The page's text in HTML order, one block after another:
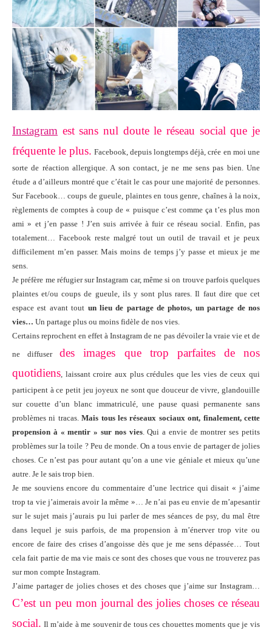
Instagram est sans nul doute le réseau social que je
fréquente le plus. Facebook, depuis longtemps déjà, crée en moi une
sorte de réaction allergique. A son contact, je ne me sens pas bien. Une
étude a d’ailleurs montré que c’était le cas pour une majorité de personnes.
Sur Facebook… coups de gueule, plaintes en tous genre, chaînes à la noix,
règlements de comptes à coup de « puisque c’est comme ça t’es plus mon
ami » et j’en passe ! J’en suis arrivée à fuir ce réseau social. Enfin, pas
totalement… Facebook reste malgré tout un outil de travail et je peux
difficilement m’en passer. Mais moins de temps j’y passe et mieux je me
sens.
Je préfère me réfugier sur Instagram car, même si on trouve parfois quelques
plaintes et/ou coups de gueule, ils y sont plus rares. Il faut dire que cet
espace est avant tout un lieu de partage de photos, un partage de nos
vies… Un partage plus ou moins fidèle de nos vies.
Certains reprochent en effet à Instagram de ne pas dévoiler la vraie vie et de
ne diffuserdes images que trop parfaites de nos
quotidiens, laissant croire aux plus crédules que les vies de ceux qui
participent à ce petit jeu joyeux ne sont que douceur de vivre, glandouille
sur couette d’un blanc immatriculé, une pause quasi permanente sans
problèmes ni tracas.Mais tous les réseaux sociaux ont, finalement, cette
propension à « mentir » sur nos vies. Qui a envie de montrer ses petits
problèmes sur la toile ? Peu de monde. On a tous envie de partager de jolies
choses. Ce n’est pas pour autant qu’on a une vie géniale et mieux qu’une
autre. Je le sais trop bien.
Je me souviens encore du commentaire d’une lectrice qui disait « j’aime
trop ta vie j’aimerais avoir la même »… Je n’ai pas eu envie de m’apesantir
sur le sujet mais j’aurais pu lui parler de mes séances de psy, du mal être
dans lequel je suis parfois, de ma propension à m’énerver trop vite ou
encore de faire des crises d’angoisse dès que je me sens dépassée… Tout
cela fait partie de ma vie mais ce sont des choses que vous ne trouverez pas
sur mon compte Instagram.
J’aime partager de jolies choses et des choses que j’aime sur Instagram…
C’est un peu mon journal des jolies choses ce réseau
social. Il m’aide à me souvenir de tous ces chouettes moments que je vis